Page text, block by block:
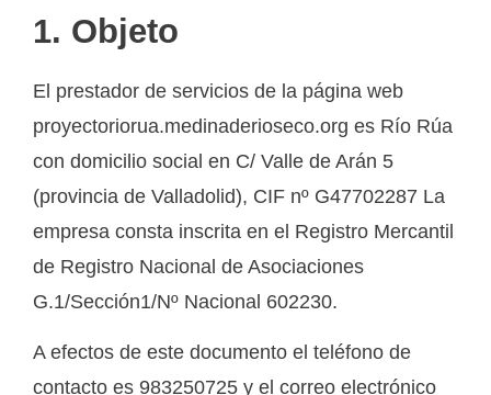
1. Objeto
El prestador de servicios de la página web
proyectoriorua.medinaderioseco.org es Río Rúa
con domicilio social en C/ Valle de Arán 5
(provincia de Valladolid), CIF nº G47702287 La
empresa consta inscrita en el Registro Mercantil
de Registro Nacional de Asociaciones
G.1/Sección1/Nº Nacional 602230.
A efectos de este documento el teléfono de
contacto es 983250725 y el correo electrónico